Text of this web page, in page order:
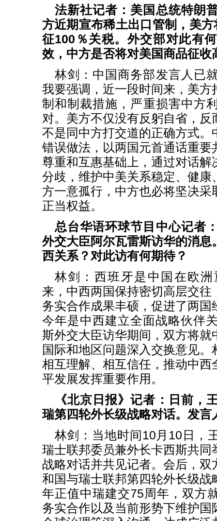
法新社记者：美国总统特朗
方近期宣布稀土出口管制，美
征100％关税。外交部对此有
效，中方是否将对美国商品征收
林剑：中国商务部发言人已
我要强调，近一段时间来，美方
制和制裁措施，严重损害中方
对。美方不仅没有反躬自省，反
不是同中方打交道的正确方式。
错误做法，以两国元首通话重要
尊重和互惠基础上，通过对话解
分歧，维护中美关系稳定、健康
方一意孤行，中方也必将坚决采
正当权益。
总台华语环球节目中心记者
外交大臣阿尔瓦雷斯访华的消息
西关系？对此访有何期待？
林剑：西班牙是中国在欧
来，中西两国保持密切高层交往
务实合作成果丰硕，促进了两国
今年是中西建立全面战略伙伴
斯外交大臣访华期间，双方将就
国际和地区问题深入交换意见
相互理解、相互信任，推动中西
平发展发挥重要作用。
《北京日报》记者：日前，
瑞第四轮外长级战略对话。发言
林剑：当地时间10月10日，
瑞士联邦委员兼外长卡西斯共同
战略对话并共见记者。会后，双
和国与瑞士联邦第四轮外长级战
年正值中瑞建交75周年，双方
务实合作以及当前形势下维护国